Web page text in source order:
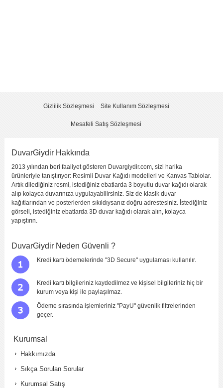
Gizlilik Sözleşmesi Site Kullanım Sözleşmesi
Mesafeli Satış Sözleşmesi
DuvarGiydir Hakkında
2013 yılından beri faaliyet gösteren Duvargiydir.com, sizi harika
ürünleriyle tanıştırıyor: Resimli Duvar Kağıdı modelleri ve Kanvas Tablolar.
Artık dilediğiniz resmi, istediğiniz ebatlarda 3 boyutlu duvar kağıdı olarak
alıp kolayca duvarınıza uygulayabilirsiniz. Siz de klasik duvar
kağıtlarından ve posterlerden sıkıldıysanız doğru adrestesiniz. İstediğiniz
görseli, istediğiniz ebatlarda 3D duvar kağıdı olarak alın, kolayca
yapıştırın.
DuvarGiydir Neden Güvenli ?
Kredi kartı ödemelerinde "3D Secure" uygulaması kullanılır.
Kredi kartı bilgileriniz kaydedilmez ve kişisel bilgileriniz hiç bir
kurum veya kişi ile paylaşılmaz.
Ödeme sırasında işlemleriniz "PayU" güvenlik filtrelerinden
geçer.
Kurumsal
Hakkımızda
Sıkça Sorulan Sorular
Kurumsal Satış